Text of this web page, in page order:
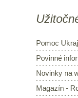
Pomoc
Povinné
Novinky na
Magazín -